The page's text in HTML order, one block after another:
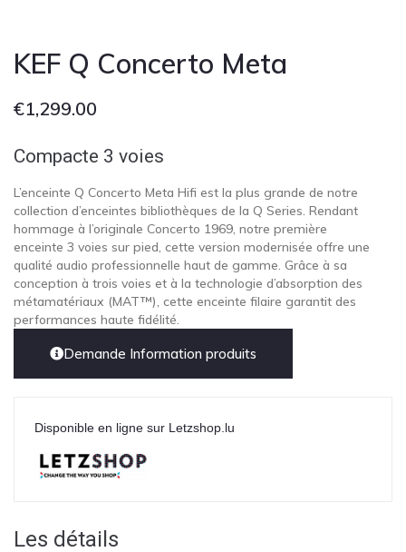
KEF Q Concerto Meta
€1,299.00
Compacte 3 voies
L’enceinte Q Concerto Meta Hifi est la plus grande de notre
collection d’enceintes bibliothèques de la Q Series. Rendant
hommage à l’originale Concerto 1969, notre première
enceinte 3 voies sur pied, cette version modernisée offre une
qualité audio professionnelle haut de gamme. Grâce à sa
conception à trois voies et à la technologie d’absorption des
métamatériaux (MAT™), cette enceinte filaire garantit des
performances haute fidélité.
Demande Information produits
Disponible en ligne sur Letzshop.lu
Les détails